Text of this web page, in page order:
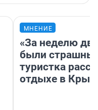
МНЕНИЕ
«За неделю
были
туристка
отдыхе в